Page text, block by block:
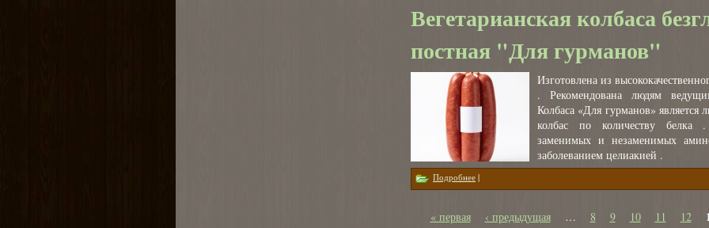
Вегетарианская колбаса
постная "Для гурманов"
Изготовлена из
. Рекомендована людям
Колбаса «Для гурманов» является
колбас по количеству белка
заменимых и незаменимых
заболеванием целиакией .
Подробнее о Вегетарианская колбаса безглютеновая постная "Для
|
« первая ‹ предыдущая … 8 9 10 11 12